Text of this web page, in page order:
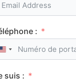
:
United States +1
suis :